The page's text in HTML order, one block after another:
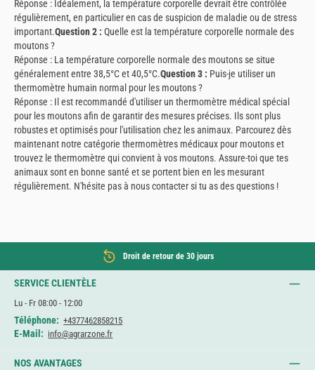
Réponse : Idéalement, la température corporelle devrait être contrôlée
régulièrement, en particulier en cas de suspicion de maladie ou de stress
important.Question 2 : Quelle est la température corporelle normale des
moutons ?
Réponse : La température corporelle normale des moutons se situe
généralement entre 38,5°C et 40,5°C.Question 3 : Puis-je utiliser un
thermomètre humain normal pour les moutons ?
Réponse : Il est recommandé d'utiliser un thermomètre médical spécial
pour les moutons afin de garantir des mesures précises. Ils sont plus
robustes et optimisés pour l'utilisation chez les animaux. Parcourez dès
maintenant notre catégorie thermomètres médicaux pour moutons et
trouvez le thermomètre qui convient à vos moutons. Assure-toi que tes
animaux sont en bonne santé et se portent bien en les mesurant
régulièrement. N'hésite pas à nous contacter si tu as des questions !
Droit de retour de 30 jours
SERVICE CLIENTÈLE
Lu - Fr 08:00 - 12:00
Téléphone: +4377462858215
E-Mail: info@agrarzone.fr
NOS AVANTAGES